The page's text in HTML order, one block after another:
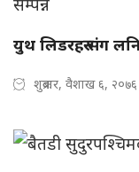
युथ लिडरहरु संग
शुक्रबार, वैशाख ६, २०७६